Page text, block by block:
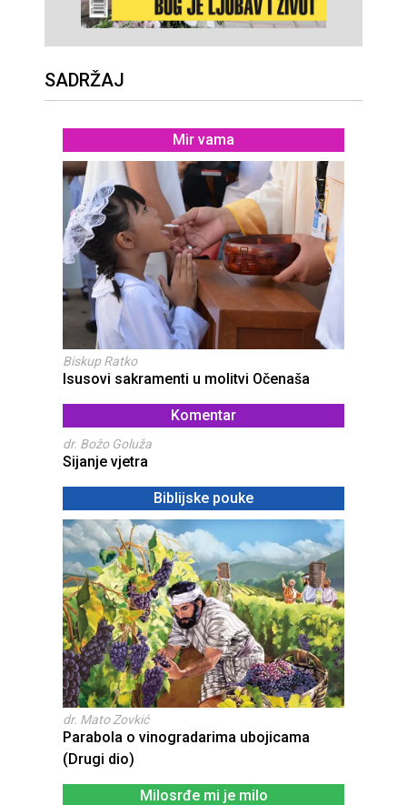
SADRŽAJ
Mir vama
Biskup Ratko
Isusovi sakramenti u molitvi Očenaša
Komentar
dr. Božo Goluža
Sijanje vjetra
Biblijske pouke
dr. Mato Zovkić
Parabola o vinogradarima ubojicama
(Drugi dio)
Milosrđe mi je milo